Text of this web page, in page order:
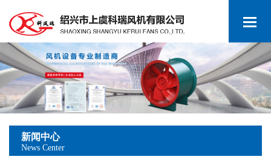
新闻中心
News Center